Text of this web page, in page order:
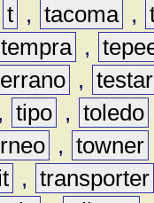
t , tacoma ,
tempra ,
,
, tipo , toledo
, towner
, transporter